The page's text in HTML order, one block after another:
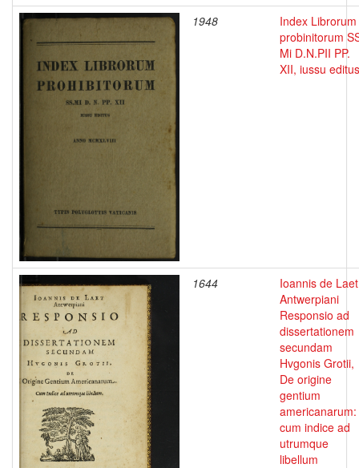
1948
Index Librorum
probinitorum
Mi D.N.PII PP.
XII, iussu editus
1644
Ioannis de Laet
Antwerpiani
Responsio ad
dissertationem
secundam
Hvgonis Grotii,
De origine
gentium
americanarum:
cum indice ad
utrumque
libellum